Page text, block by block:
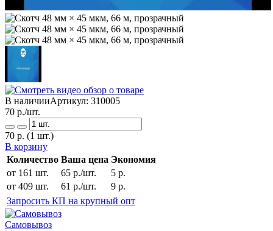
В наличииАртикул: 310005
70 р./шт.
70 р. (1 шт.)
В корзину
Количество Ваша цена Экономия
от 161 шт.
65 р./шт.
5 р.
от 409 шт.
61 р./шт.
9 р.
Запросить КП на крупный опт
Самовывоз